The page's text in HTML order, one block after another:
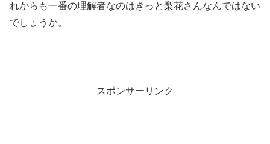
れからも一番の理解者なのはきっと梨花さんなんではない
でしょうか。
スポンサーリンク